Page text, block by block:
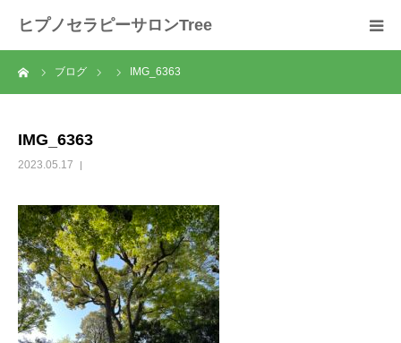
ヒプノセラピーサロンTree
ブログ IMG_6363
IMG_6363
2023.05.17
ホーム
セラピーの流れ
メニュー
料金